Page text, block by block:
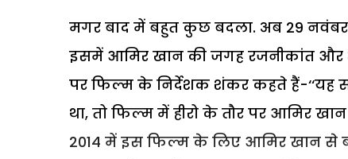
मगर बाद में बहुत कुछ बदला. अब 29 नवंबर
इसमें आमिर खान की जगह रजनीकांत और
पर फिल्म के निर्देशक शंकर कहते हैं-‘‘यह
था, तो फिल्म में हीरो के तौर पर आमिर
2014 में इस फिल्म के लिए आमिर खान से